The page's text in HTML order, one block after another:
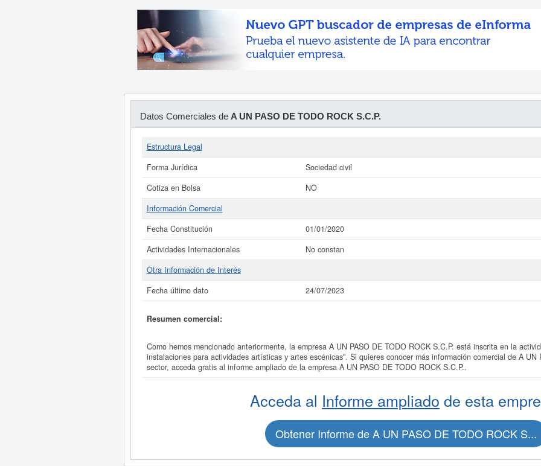
Datos Comerciales de A UN PASO DE TODO ROCK S.C.P.
Estructura Legal
Forma Jurídica
Sociedad civil
Cotiza en Bolsa
NO
Información Comercial
Fecha Constitución
01/01/2020
Actividades Internacionales
No constan
Otra Información de Interés
Fecha último dato
24/07/2023
Resumen comercial:
Como hemos mencionado anteriormente, la empresa A UN PASO DE TODO ROCK S.C.P. está inscrita en la
instalaciones para actividades artísticas y artes escénicas". Si quieres conocer más información comercial de A UN
sector, acceda gratis al informe ampliado de la empresa A UN PASO DE TODO ROCK S.C.P..
Acceda al Informe ampliado de esta
Obtener Informe de A UN PASO DE TODO ROCK S...